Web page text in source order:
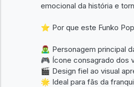
emocional da história e
⭐ Por que este Funko
🧟‍♂️ Personagem principal
🎮 Ícone consagrado dos
🎬 Design fiel ao visual
🌟 Ideal para fãs da